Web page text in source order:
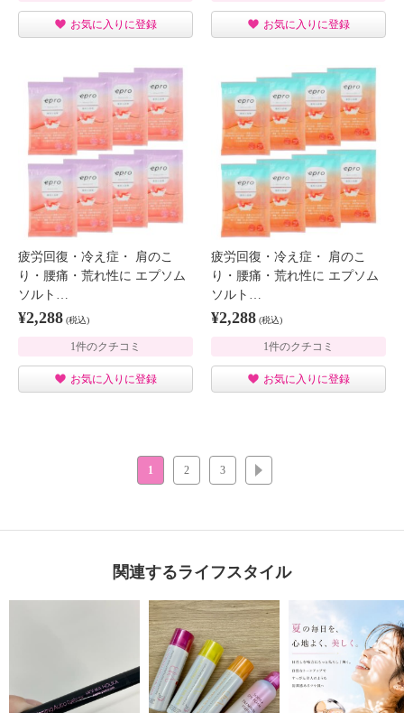
お気に入りに登録 お気に入りに登録
疲労回復・冷え症・ 肩のこ
り・腰痛・荒れ性に エプソム
ソルト…
¥2,288 (税込)
1件のクチコミ
お気に入りに登録
疲労回復・冷え症・ 肩のこ
り・腰痛・荒れ性に エプソム
ソルト…
¥2,288 (税込)
1件のクチコミ
お気に入りに登録
1 2 3
関連するライフスタイル